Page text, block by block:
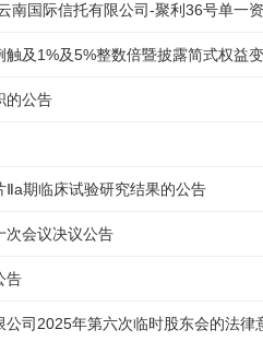
南国际信托有限公司-聚利36号单一
及1%及5%整数倍暨披露简式权益
的公告
期临床试验研究结果的公告
次会议决议公告
告
司2025年第六次临时股东会的法律